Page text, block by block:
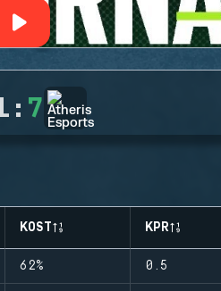
: 7
KOST KPR
62% 0.5